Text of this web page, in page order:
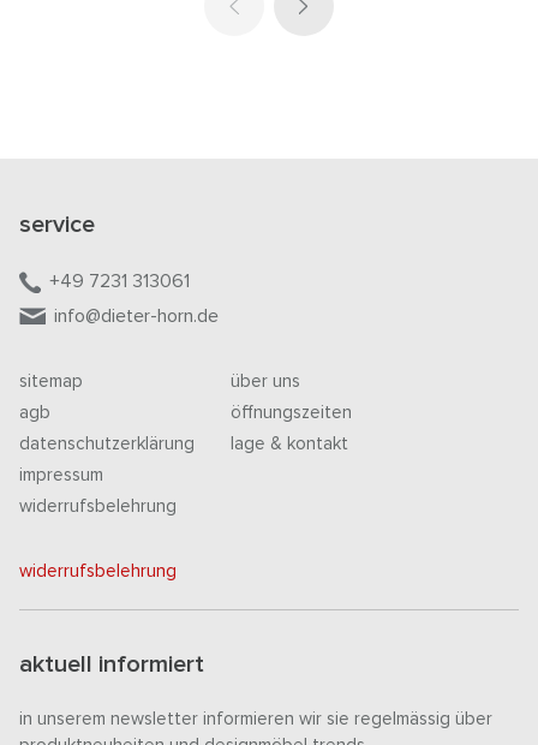
service
+49 7231 313061
info@dieter-horn.de
sitemap
agb
datenschutzerklärung
impressum
widerrufsbelehrung
über uns
öffnungszeiten
lage & kontakt
widerrufsbelehrung
aktuell informiert
in unserem newsletter informieren wir sie regelmässig über